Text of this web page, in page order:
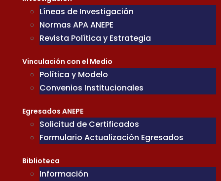
Líneas de Investigación
Normas APA ANEPE
Revista Política y Estrategia
Vinculación con el Medio
Política y Modelo
Convenios Institucionales
Egresados ANEPE
Solicitud de Certificados
Formulario Actualización Egresados
Biblioteca
Información